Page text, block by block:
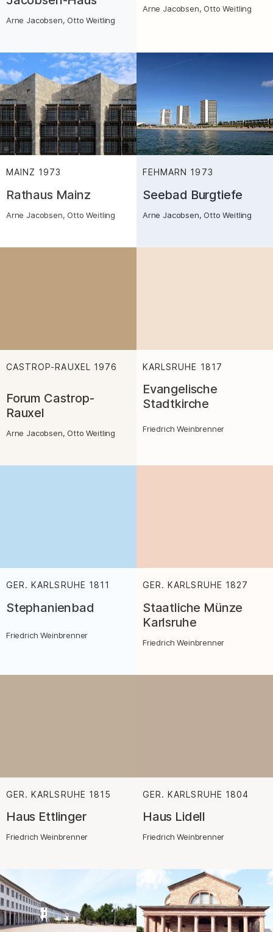
Arne Jacobsen, Otto Weitling
Arne Jacobsen, Otto Weitling
MAINZ 1973
Rathaus Mainz
Arne Jacobsen, Otto Weitling
FEHMARN 1973
Seebad Burgtiefe
Arne Jacobsen, Otto Weitling
CASTROP-RAUXEL 1976
Forum Castrop-
Rauxel
Arne Jacobsen, Otto Weitling
KARLSRUHE 1817
Evangelische
Stadtkirche
Friedrich Weinbrenner
GER. KARLSRUHE 1811
Stephanienbad
Friedrich Weinbrenner
GER. KARLSRUHE 1827
Staatliche Münze
Karlsruhe
Friedrich Weinbrenner
GER. KARLSRUHE 1815
Haus Ettlinger
Friedrich Weinbrenner
GER. KARLSRUHE 1804
Haus Lidell
Friedrich Weinbrenner